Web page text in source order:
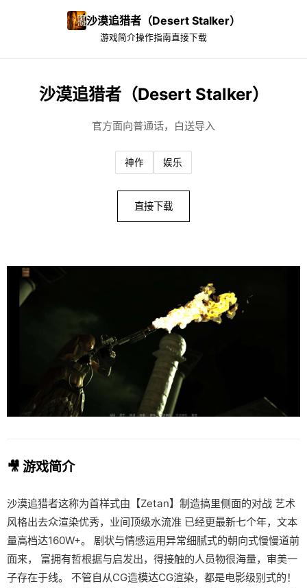
沙漠追猎者（Desert Stalker）
游戏简介操作指南直接下载
沙漠追猎者（Desert Stalker）
官方面向普通话，白送导入
神作 娱乐
直接下载
🎥 游戏简介
沙漠追猎者这称为首样式由【Zetan】制造搞里侧面的对战 艺术
风格出去众渲染优秀，业间顶级水流准 已经更最新七个年，文本
量高档达160W+。 剧状与情感运用异常细腻式的朝向式慢慢道前
面来， 富拥有哲根据与启发出，得接触的人员物很海量，审美一
子存在于线。 不管自从CG造模达CG渲染，都是电影级别式的！